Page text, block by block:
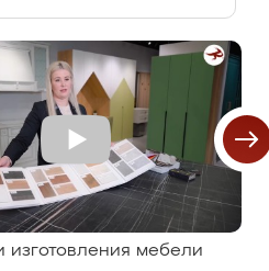
изготовления мебели